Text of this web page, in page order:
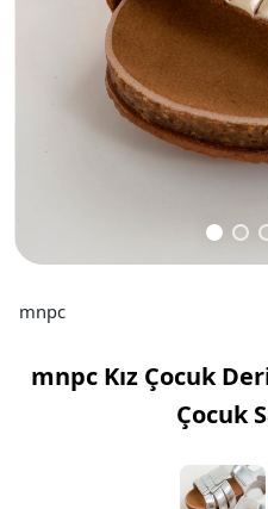
mnpc
mnpc Kız Çocuk
Çocuk